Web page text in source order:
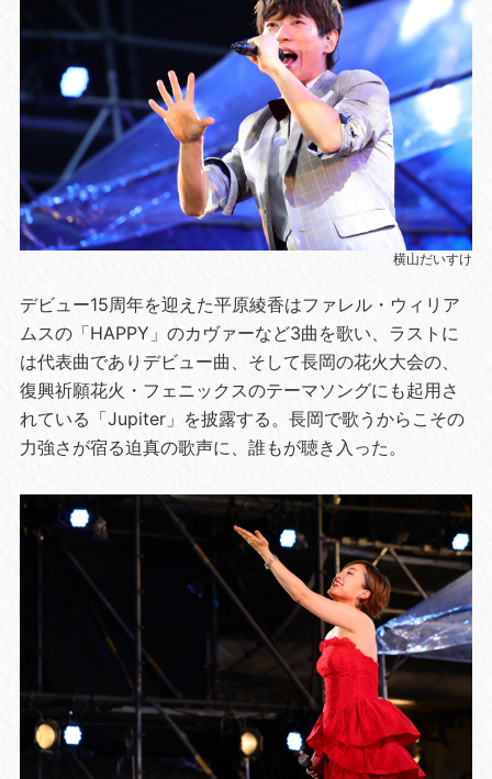
横山だいすけ
デビュー15周年を迎えた平原綾香はファレル・ウィリア
ムスの「HAPPY」のカヴァーなど3曲を歌い、ラストに
は代表曲でありデビュー曲、そして長岡の花火大会の、
復興祈願花火・フェニックスのテーマソングにも起用さ
れている「Jupiter」を披露する。長岡で歌うからこその
力強さが宿る迫真の歌声に、誰もが聴き入った。